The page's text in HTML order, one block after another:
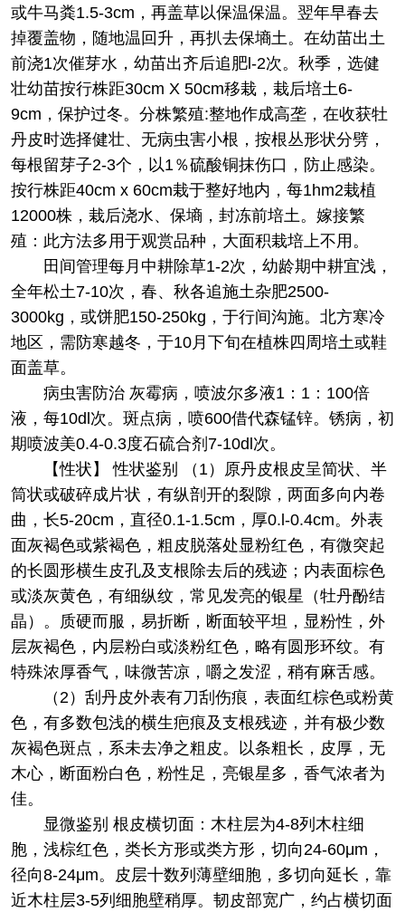
或牛马粪1.5-3cm，再盖草以保温保温。翌年早春去
掉覆盖物，随地温回升，再扒去保墒土。在幼苗出土
前浇1次催芽水，幼苗出齐后追肥l-2次。秋季，选健
壮幼苗按行株距30cm X 50cm移栽，栽后培土6-
9cm，保护过冬。分株繁殖:整地作成高垄，在收获牡
丹皮时选择健壮、无病虫害小根，按根丛形状分劈，
每根留芽子2-3个，以1％硫酸铜抹伤口，防止感染。
按行株距40cm x 60cm栽于整好地内，每1hm2栽植
12000株，栽后浇水、保墒，封冻前培土。嫁接繁
殖：此方法多用于观赏品种，大面积栽培上不用。
田间管理每月中耕除草1-2次，幼龄期中耕宜浅，
全年松土7-10次，春、秋各追施土杂肥2500-
3000kg，或饼肥150-250kg，于行间沟施。北方寒冷
地区，需防寒越冬，于10月下旬在植株四周培土或鞋
面盖草。
病虫害防治 灰霉病，喷波尔多液1：1：100倍
液，每10dl次。斑点病，喷600借代森锰锌。锈病，初
期喷波美0.4-0.3度石硫合剂7-10dl次。
【性状】 性状鉴别 （1）原丹皮根皮呈简状、半
筒状或破碎成片状，有纵剖开的裂隙，两面多向内卷
曲，长5-20cm，直径0.1-1.5cm，厚0.l-0.4cm。外表
面灰褐色或紫褐色，粗皮脱落处显粉红色，有微突起
的长圆形横生皮孔及支根除去后的残迹；内表面棕色
或淡灰黄色，有细纵纹，常见发亮的银星（牡丹酚结
晶）。质硬而服，易折断，断面较平坦，显粉性，外
层灰褐色，内层粉白或淡粉红色，略有圆形环纹。有
特殊浓厚香气，味微苦凉，嚼之发涩，稍有麻舌感。
（2）刮丹皮外表有刀刮伤痕，表面红棕色或粉黄
色，有多数包浅的横生疤痕及支根残迹，并有极少数
灰褐色斑点，系未去净之粗皮。以条粗长，皮厚，无
木心，断面粉白色，粉性足，亮银星多，香气浓者为
佳。
显微鉴别 根皮横切面：木柱层为4-8列木柱细
胞，浅棕红色，类长方形或类方形，切向24-60μm，
径向8-24μm。皮层十数列薄壁细胞，多切向延长，靠
近木柱层3-5列细胞壁稍厚。韧皮部宽广，约占横切面